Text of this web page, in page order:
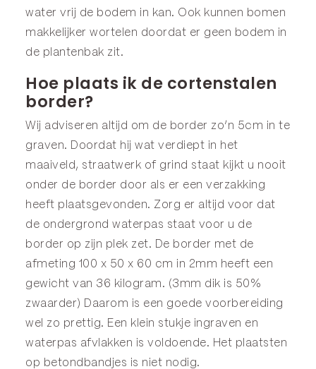
water vrij de bodem in kan. Ook kunnen bomen
makkelijker wortelen doordat er geen bodem in
de plantenbak zit.
Hoe plaats ik de cortenstalen
border?
Wij adviseren altijd om de border zo’n 5cm in te
graven. Doordat hij wat verdiept in het
maaiveld, straatwerk of grind staat kijkt u nooit
onder de border door als er een verzakking
heeft plaatsgevonden. Zorg er altijd voor dat
de ondergrond waterpas staat voor u de
border op zijn plek zet. De border met de
afmeting 100 x 50 x 60 cm in 2mm heeft een
gewicht van 36 kilogram. (3mm dik is 50%
zwaarder) Daarom is een goede voorbereiding
wel zo prettig. Een klein stukje ingraven en
waterpas afvlakken is voldoende. Het plaatsten
op betondbandjes is niet nodig.